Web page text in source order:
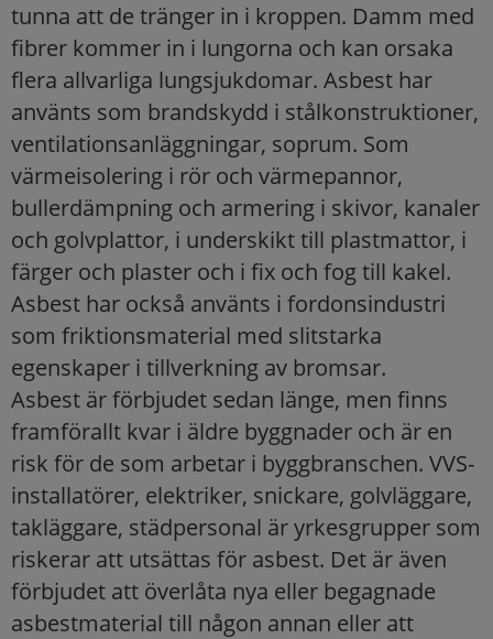
tunna att de tränger in i kroppen. Damm med
fibrer kommer in i lungorna och kan orsaka
flera allvarliga lungsjukdomar. Asbest har
använts som brandskydd i stålkonstruktioner,
ventilationsanläggningar, soprum. Som
värmeisolering i rör och värmepannor,
bullerdämpning och armering i skivor, kanaler
och golvplattor, i underskikt till plastmattor, i
färger och plaster och i fix och fog till kakel.
Asbest har också använts i fordonsindustri
som friktionsmaterial med slitstarka
egenskaper i tillverkning av bromsar.
Asbest är förbjudet sedan länge, men finns
framförallt kvar i äldre byggnader och är en
risk för de som arbetar i byggbranschen. VVS-
installatörer, elektriker, snickare, golvläggare,
takläggare, städpersonal är yrkesgrupper som
riskerar att utsättas för asbest. Det är även
förbjudet att överlåta nya eller begagnade
asbestmaterial till någon annan eller att